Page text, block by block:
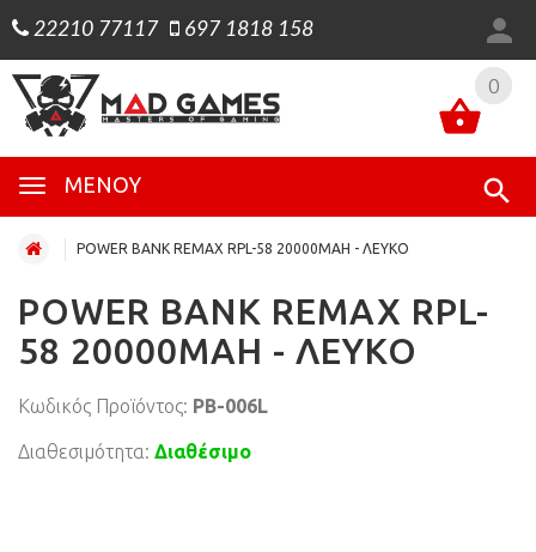
22210 77117 697 1818 158
0
ΜΕΝΟΎ
0
POWER BANK REMAX RPL-58 20000MAH - ΛΕΥΚΟ
POWER BANK REMAX RPL-
58 20000MAH - ΛΕΥΚΟ
Κωδικός Προϊόντος: PB-006L
Διαθεσιμότητα: Διαθέσιμο